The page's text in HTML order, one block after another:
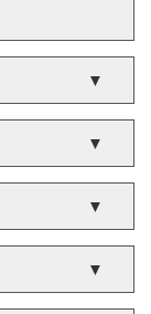
▼
▼
▼
▼